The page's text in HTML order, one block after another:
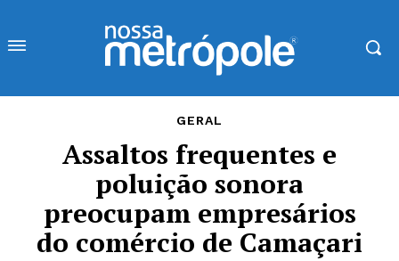
GERAL
Assaltos frequentes e
poluição sonora
preocupam empresários
do comércio de Camaçari